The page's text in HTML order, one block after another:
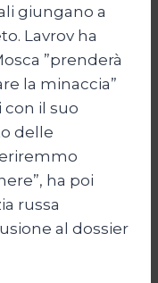
giungano a
Lavrov ha
”prenderà
la minaccia”
con il suo
delle
ha poi
russa
al dossier